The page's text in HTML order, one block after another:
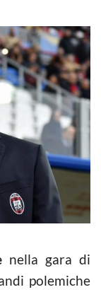
nella gara di
polemiche